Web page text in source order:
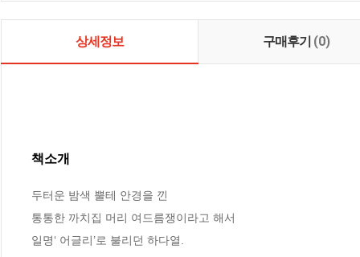
상세정보 구매후기 (0)
책소개
두터운 밤색 뿔테 안경을 낀
통통한 까치집 머리 여드름쟁이라고 해서
일명‘ 어글리’로 불리던 하다열.